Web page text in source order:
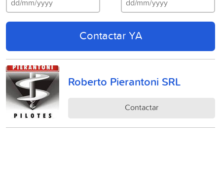
Contactar YA
Roberto Pierantoni SRL
Contactar